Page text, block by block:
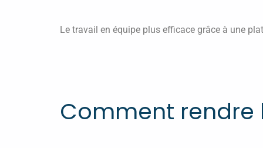
Le travail en équipe plus efficace grâce à une
Comment rendre